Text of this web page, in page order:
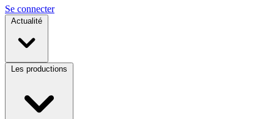
Se connecter
Actualité
Les productions